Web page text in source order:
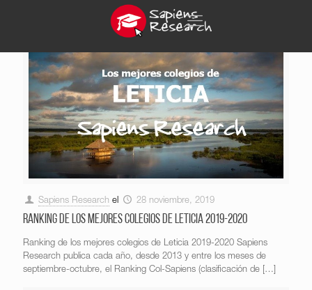
Sapiens Research el 28 noviembre, 2019
Ranking de los mejores colegios de Leticia 2019-2020
Ranking de los mejores colegios de Leticia 2019-2020 Sapiens
Research publica cada año, desde 2013 y entre los meses de
septiembre-octubre, el Ranking Col-Sapiens (clasificación de […]